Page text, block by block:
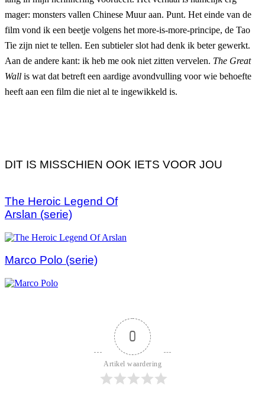
mager: monsters vallen Chinese Muur aan. Punt. Het einde van de
film vond ik een beetje volgens het more-is-more-principe, de Tao
Tie zijn niet te tellen. Een subtieler slot had denk ik beter gewerkt.
Aan de andere kant: ik heb me ook niet zitten vervelen. The Great
Wall is wat dat betreft een aardige avondvulling voor wie behoefte
heeft aan een film die niet al te ingewikkeld is.
DIT IS MISSCHIEN OOK IETS VOOR JOU
The Heroic Legend Of
Arslan (serie)
Marco Polo (serie)
0
Artikel waardering